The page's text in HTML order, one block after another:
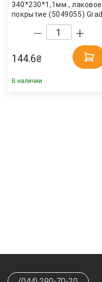
340*230*1,1мм., лаковое
покрытие (5049055) Grad
144.6₴
В наличии